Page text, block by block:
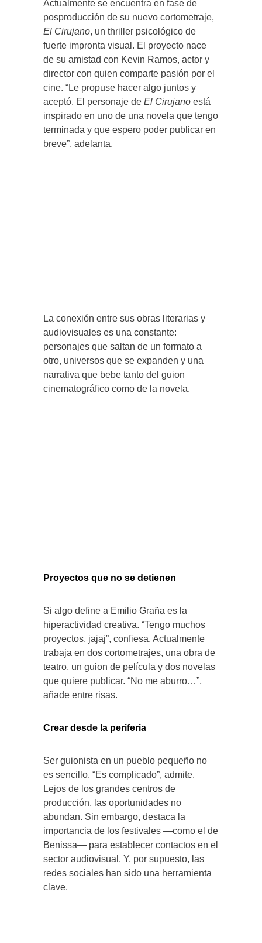
Actualmente se encuentra en fase de
posproducción de su nuevo cortometraje,
El Cirujano, un thriller psicológico de
fuerte impronta visual. El proyecto nace
de su amistad con Kevin Ramos, actor y
director con quien comparte pasión por el
cine. “Le propuse hacer algo juntos y
aceptó. El personaje de El Cirujano está
inspirado en uno de una novela que tengo
terminada y que espero poder publicar en
breve”, adelanta.
La conexión entre sus obras literarias y
audiovisuales es una constante:
personajes que saltan de un formato a
otro, universos que se expanden y una
narrativa que bebe tanto del guion
cinematográfico como de la novela.
Proyectos que no se detienen
Si algo define a Emilio Graña es la
hiperactividad creativa. “Tengo muchos
proyectos, jajaj”, confiesa. Actualmente
trabaja en dos cortometrajes, una obra de
teatro, un guion de película y dos novelas
que quiere publicar. “No me aburro…”,
añade entre risas.
Crear desde la periferia
Ser guionista en un pueblo pequeño no
es sencillo. “Es complicado”, admite.
Lejos de los grandes centros de
producción, las oportunidades no
abundan. Sin embargo, destaca la
importancia de los festivales —como el de
Benissa— para establecer contactos en el
sector audiovisual. Y, por supuesto, las
redes sociales han sido una herramienta
clave.